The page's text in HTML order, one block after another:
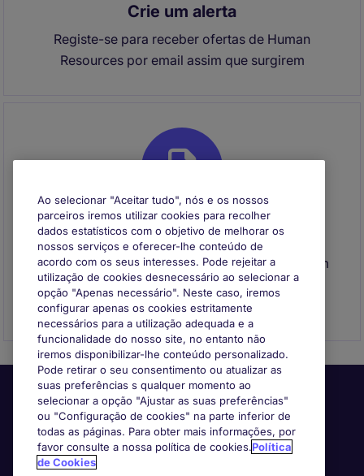
Crie um alerta
Registe-se para receber ofertas de Human
Resources por email assim que surgirem
Envie o seu CV
Envie o seu CV para se registar e entraremos em
contacto consigo quando surgir uma
oportunidade que se adeque ao seu perfil
Ao selecionar "Aceitar tudo", nós e os nossos
parceiros iremos utilizar cookies para recolher
dados estatísticos com o objetivo de melhorar os
nossos serviços e oferecer-lhe conteúdo de
acordo com os seus interesses. Pode rejeitar a
utilização de cookies desnecessário ao selecionar a
opção "Apenas necessário". Neste caso, iremos
configurar apenas os cookies estritamente
necessários para a utilização adequada e a
funcionalidade do nosso site, no entanto não
iremos disponibilizar-lhe conteúdo personalizado.
Pode retirar o seu consentimento ou atualizar as
suas preferências s qualquer momento ao
selecionar a opção "Ajustar as suas preferências"
ou "Configuração de cookies" na parte inferior de
todas as páginas. Para obter mais informações, por
favor consulte a nossa política de cookies.Política
de Cookies